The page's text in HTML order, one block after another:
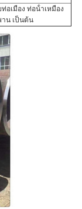
อเมือง ท่อน้ําเหมือง
าน เป็นต้น